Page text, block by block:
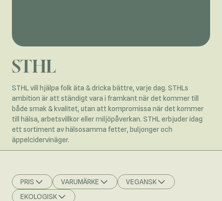
STHL
STHL vill hjälpa folk äta & dricka bättre, varje dag. STHLs
ambition är att ständigt vara i framkant när det kommer till
både smak & kvalitet, utan att kompromissa när det kommer
till hälsa, arbetsvillkor eller miljöpåverkan. STHL erbjuder idag
ett sortiment av hälsosamma fetter, buljonger och
äppelcidervinäger.
PRIS
FILTER
VARUMÄRKE
FILTER
VEGANSK
FILTER
EKOLOGISK